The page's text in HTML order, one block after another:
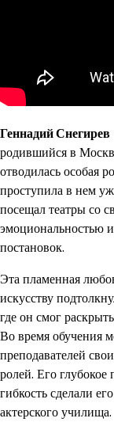
Геннадий Снегирев
родившийся в
отводилась особая
проступила в нем
посещал театры со
эмоциональностью
постановок.
Эта пламенная
искусству
где он смог
Во время обучения
преподавателей
ролей. Его
гибкость сделали
актерского училища.